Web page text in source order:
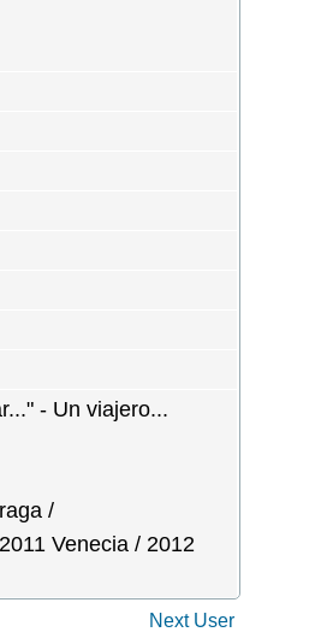
- Un viajero...
/
Venecia / 2012
Next User